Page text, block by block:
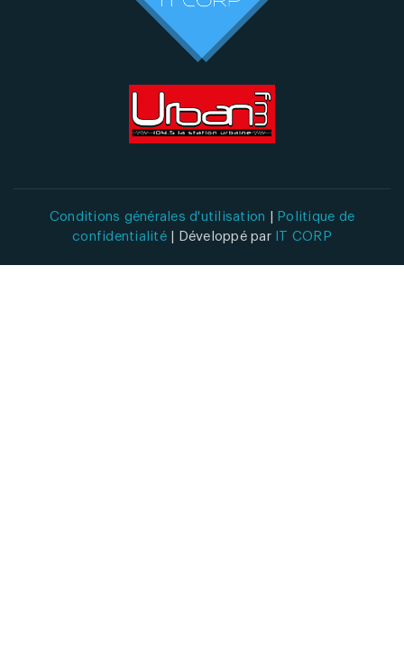
Conditions générales d'utilisation
Politique de
confidentialité
| Développé par IT CORP